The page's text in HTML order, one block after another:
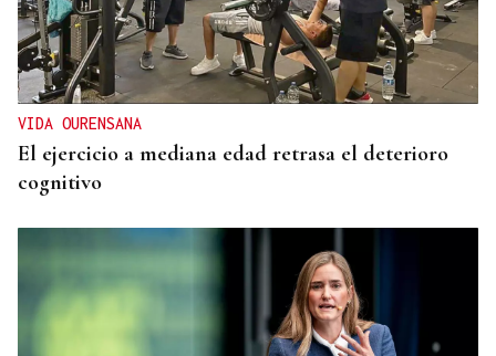
VIDA OURENSANA
El ejercicio a mediana edad retrasa el deterioro
cognitivo